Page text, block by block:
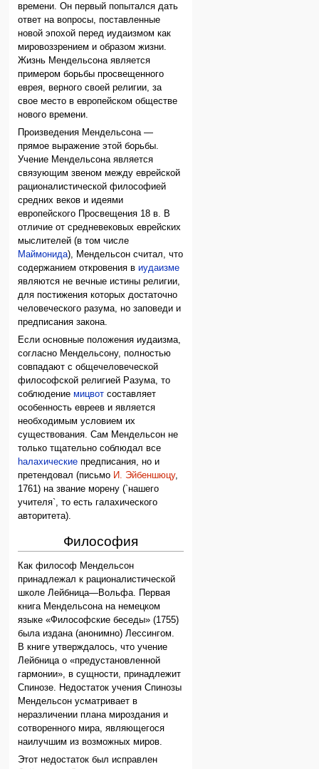
времени. Он первый попытался дать
ответ на вопросы, поставленные
новой эпохой перед иудаизмом как
мировоззрением и образом жизни.
Жизнь Мендельсона является
примером борьбы просвещенного
еврея, верного своей религии, за
свое место в европейском обществе
нового времени.
Произведения Мендельсона —
прямое выражение этой борьбы.
Учение Мендельсона является
связующим звеном между еврейской
рационалистической философией
средних веков и идеями
европейского Просвещения 18 в. В
отличие от средневековых еврейских
мыслителей (в том числе
Маймонида), Мендельсон считал, что
содержанием откровения виудаизме
являются не вечные истины религии,
для постижения которых достаточно
человеческого разума, но заповеди и
предписания закона.
Если основные положения иудаизма,
согласно Мендельсону, полностью
совпадают с общечеловеческой
философской религией Разума, то
соблюдениемицвот составляет
особенность евреев и является
необходимым условием их
существования. Сам Мендельсон не
только тщательно соблюдал все
hалахические предписания, но и
претендовал (письмо И. Эйбеншюцу,
1761) на звание морену (`нашего
учителя`, то есть галахического
авторитета).
Философия
Как философ Мендельсон
принадлежал к рационалистической
школе Лейбница—Вольфа. Первая
книга Мендельсона на немецком
языке «Философские беседы» (1755)
была издана (анонимно) Лессингом.
В книге утверждалось, что учение
Лейбница о «предустановленной
гармонии», в сущности, принадлежит
Спинозе. Недостаток учения Спинозы
Мендельсон усматривает в
неразличении плана мироздания и
сотворенного мира, являющегося
наилучшим из возможных миров.
Этот недостаток был исправлен